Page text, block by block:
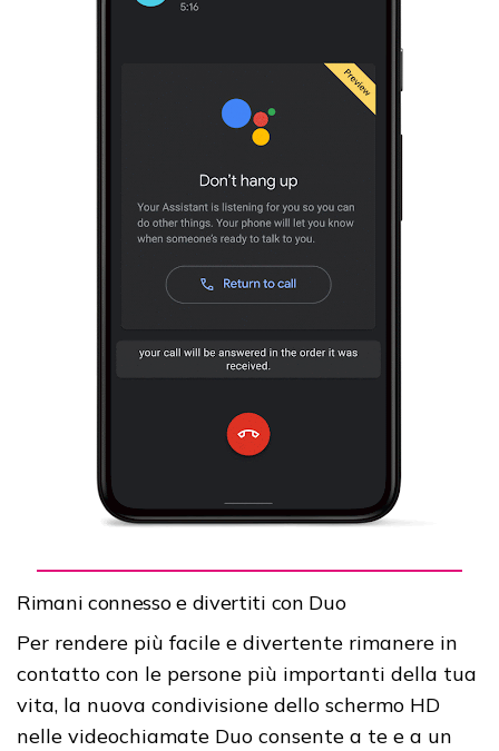
Rimani connesso e divertiti con Duo
Per rendere più facile e divertente rimanere in
contatto con le persone più importanti della tua
vita, la nuova condivisione dello schermo HD
nelle videochiamate Duo consente a te e a un